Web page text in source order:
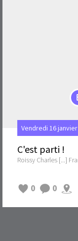
Vendredi 16
C'est parti !
Roissy Charles [...]
0 0